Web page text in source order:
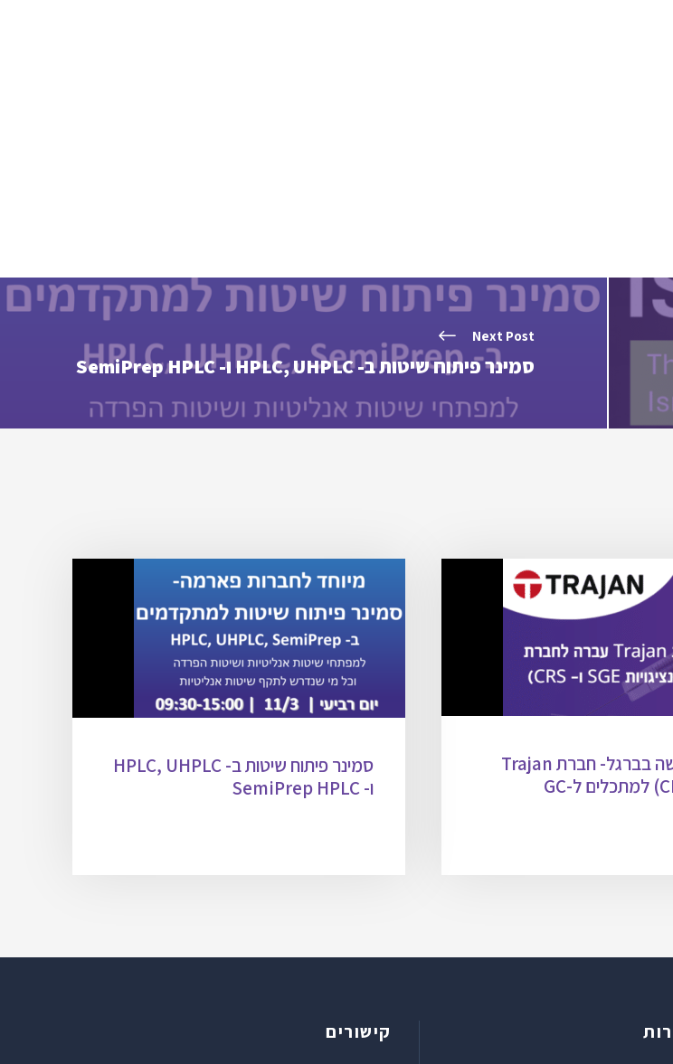
Next Post
סמינר פיתוח שיטות ב- HPLC, UHPLC ו- SemiPrep HPLC
נציגות חדשה בברגל- חברת Trajan
סמינר פיתוח שיטות ב- HPLC, UHPLC
ו- SemiPrep HPLC
קישורים